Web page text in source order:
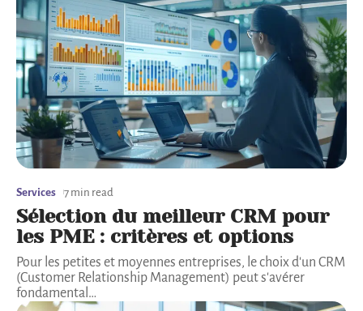
Services 7 min read
Sélection du meilleur CRM pour
les PME : critères et options
Pour les petites et moyennes entreprises, le choix d'un CRM
(Customer Relationship Management) peut s'avérer
fondamental …